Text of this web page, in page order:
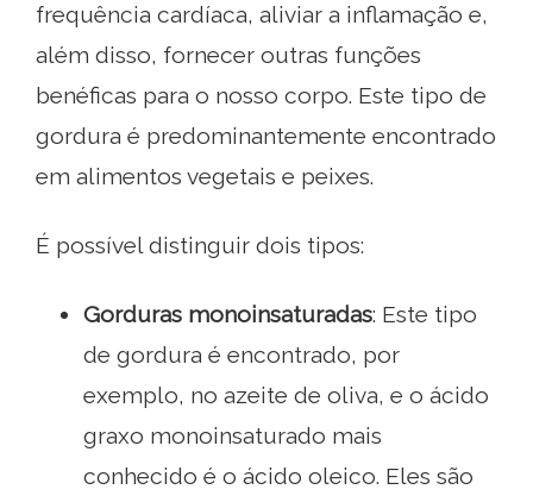
frequência cardíaca, aliviar a inflamação e,
além disso, fornecer outras funções
benéficas para o nosso corpo. Este tipo de
gordura é predominantemente encontrado
em alimentos vegetais e peixes.
É possível distinguir dois tipos:
Gorduras monoinsaturadas: Este tipo
de gordura é encontrado, por
exemplo, no azeite de oliva, e o ácido
graxo monoinsaturado mais
conhecido é o ácido oleico. Eles são